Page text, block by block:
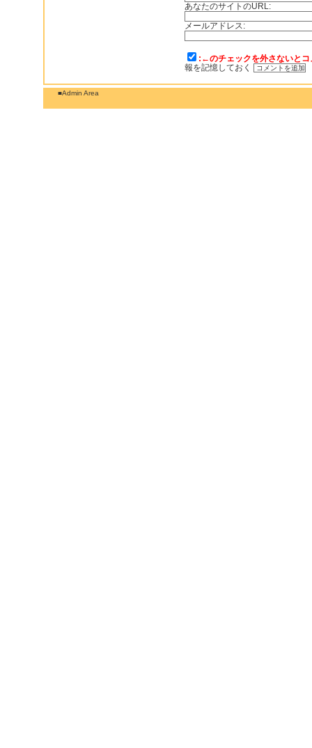
あなたのサイトのURL:
メールアドレス:
:←のチェックを外さないと
報を記憶しておく
■Admin Area